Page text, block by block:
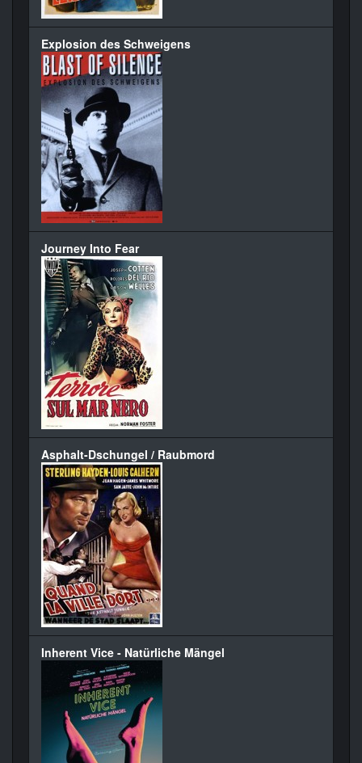
Explosion des Schweigens
Journey Into Fear
Asphalt-Dschungel / Raubmord
Inherent Vice - Natürliche Mängel